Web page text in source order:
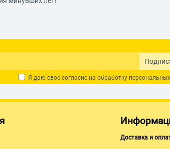
Я даю свое согласие на обработку
Доставка и